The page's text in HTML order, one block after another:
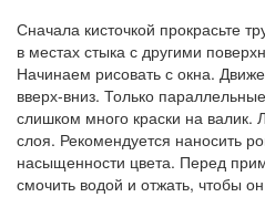
Сначала кисточкой прокрасьте
в местах стыка с другими
Начинаем рисовать с окна.
вверх-вниз. Только
слишком много краски на валик.
слоя. Рекомендуется наносить
насыщенности цвета. Перед
смочить водой и отжать, чтобы